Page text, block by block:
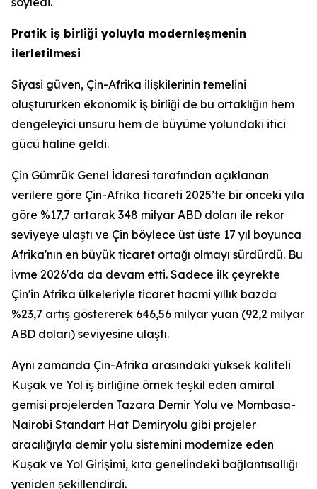
Pratik iş birliği yoluyla modernleşmenin
ilerletilmesi
Siyasi güven, Çin-Afrika ilişkilerinin temelini
oluştururken ekonomik iş birliği de bu ortaklığın hem
dengeleyici unsuru hem de büyüme yolundaki itici
gücü hâline geldi.
Çin Gümrük Genel İdaresi tarafından açıklanan
verilere göre Çin-Afrika ticareti 2025’te bir önceki yıla
göre %17,7 artarak 348 milyar ABD doları ile rekor
seviyeye ulaştı ve Çin böylece üst üste 17 yıl boyunca
Afrika'nın en büyük ticaret ortağı olmayı sürdürdü. Bu
ivme 2026'da da devam etti. Sadece ilk çeyrekte
Çin'in Afrika ülkeleriyle ticaret hacmi yıllık bazda
%23,7 artış göstererek 646,56 milyar yuan (92,2 milyar
ABD doları) seviyesine ulaştı.
Aynı zamanda Çin-Afrika arasındaki yüksek kaliteli
Kuşak ve Yol iş birliğine örnek teşkil eden amiral
gemisi projelerden Tazara Demir Yolu ve Mombasa-
Nairobi Standart Hat Demiryolu gibi projeler
aracılığıyla demir yolu sistemini modernize eden
Kuşak ve Yol Girişimi, kıta genelindeki bağlantısallığı
yeniden şekillendirdi.